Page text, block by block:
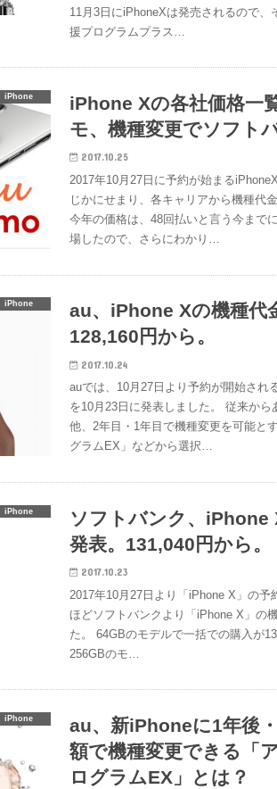
11月3日にiPhoneXは発売されるので、
援プログラムプラス…
iPhone
iPhone Xの各社価格一
モ、機種変更でソフト
2017.10.25
2017年10月27日に予約が始まる
じかにせまり、各キャリアから機種代
今年の価格は、48回払いと言う今まで
場したので、さらにわかり…
iPhone
au、iPhone Xの機種代
128,160円から。
2017.10.24
auでは、10月27日より予約が開始され
を10月23日に発表しました。 従来から
他、2年目・1年目で機種変更を可能と
グラムEX」などから選択…
iPhone
ソフトバンク、iPhone
発表。131,040円から。
2017.10.23
2017年10月27日より「iPhone X」の予
ほどソフトバンクより「iPhone X」の
た。 64GBのモデルで一括での購入が
256GBのモ…
iPhone
au、新iPhoneに1年後
額で機種変更できる「
ログラムEX」とは？